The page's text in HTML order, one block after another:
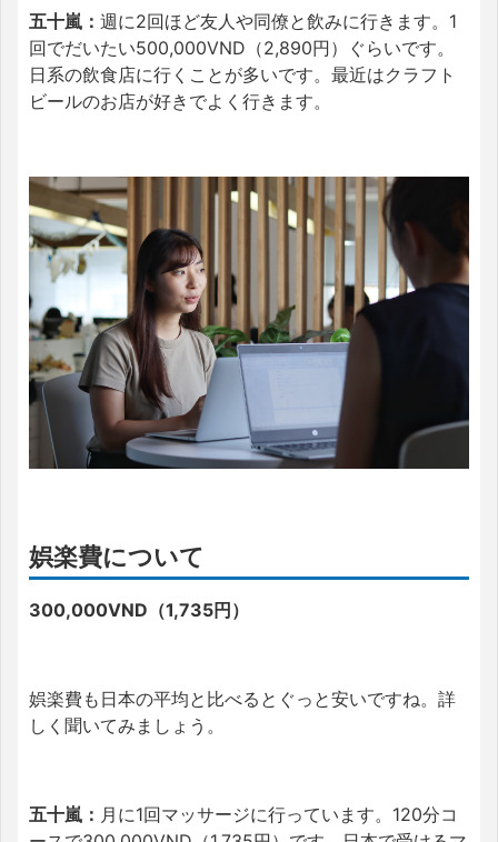
五十嵐： 週に2回ほど友人や同僚と飲みに行きます。1
回でだいたい500,000VND（2,890円）ぐらいです。
日系の飲食店に行くことが多いです。 最近はクラフト
ビールのお店が好きでよく行きます。
娯楽費について
300,000VND（1,735円）
娯楽費も日本の平均と比べるとぐっと安いですね。詳
しく聞いてみましょう。
五十嵐： 月に1回マッサージに行っています。120分コ